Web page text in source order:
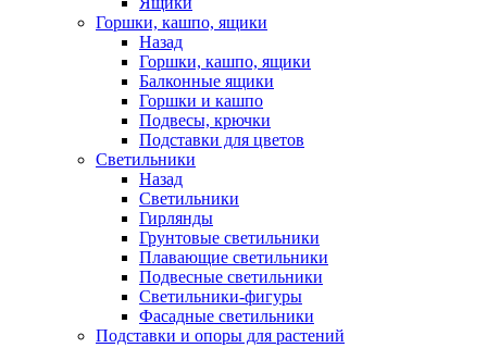
Горшки, кашпо, ящики
Назад
Горшки, кашпо, ящики
Балконные ящики
Горшки и кашпо
Подвесы, крючки
Подставки для цветов
Светильники
Назад
Светильники
Гирлянды
Грунтовые светильники
Плавающие светильники
Подвесные светильники
Светильники-фигуры
Фасадные светильники
Подставки и опоры для растений